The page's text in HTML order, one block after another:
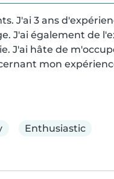
J'ai 3 ans
J'ai également de
J'ai hâte de
mon
Enthusiastic